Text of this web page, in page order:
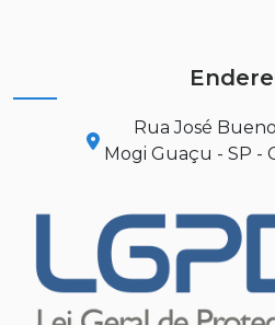
Rua José
Mogi Guaçu - SP -